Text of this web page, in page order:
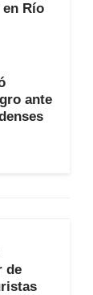
Río
ante
de